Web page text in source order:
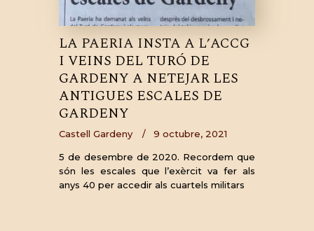
LA PAERIA INSTA A L’ACCG
I VEINS DEL TURÓ DE
GARDENY A NETEJAR LES
ANTIGUES ESCALES DE
GARDENY
Castell Gardeny 9 octubre, 2021
5 de desembre de 2020. Recordem que
són les escales que l’exèrcit va fer als
anys 40 per accedir als cuartels militars